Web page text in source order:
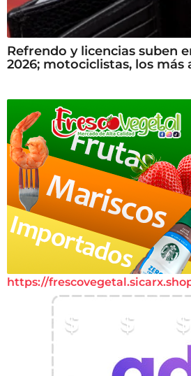
Refrendo y licencias suben
2026; motociclistas, los más
https://